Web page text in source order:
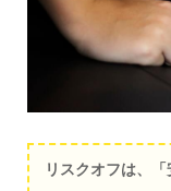
リスクオフは、